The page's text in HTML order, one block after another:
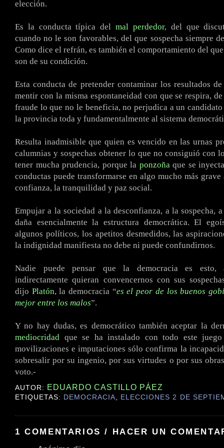
elección.
Es la conducta típica delmal perdedor, del que
cuando no le son favorables, del que sospecha siempre
Como dice el refrán, es también el comportamiento del
son de su condición.
Esta conducta de pretender contaminar los resultados
mentir con la misma espontaneidad con que se respira,
fraude lo que no le beneficia, no perjudica a un
la provincia toda y fundamentalmente al sistema
Resulta inadmisible que quien es vencido en las urnas
calumnias y sospechas obtener lo que no consiguió con
tener mucha prudencia, porque la ponzoñaque se
conductas puede transformarse en algo mucho más
confianza, la tranquilidad y paz social.
Empujar a la sociedad a la desconfianza, a la sospecha,
daña esencialmente la estructura democrática. El
algunos políticos, los apetitos desmedidos, las
la indignidad manifiesta no debe ni puede confundirnos.
Nadie puede pensar que la democracia es esto,
indirectamente quieran convencernos con sus
dijo Platón, la democracia “es el peor de los buenos
mejor entre los malos”.
Y no hay dudas, es democrático también aceptar la
mediocridad que se ha instalado con todo este juego
movilizaciones e imputaciones sólo confirma la
sobresalir por su ingenio, por sus virtudes o por sus
voto.-
AUTOR: EDUARDO CASTILLO PÁEZ
ETIQUETAS: DEMOCRACIA, ELECCIONES 2 DE
1 COMENTARIOS / HACER UN